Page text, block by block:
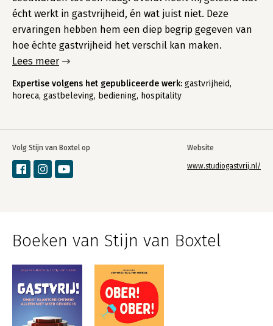
Volg Stijn van Boxtel op Website
www.studiogastvrij.nl/
écht werkt in gastvrijheid, én wat juist niet. Deze
ervaringen hebben hem een diep begrip gegeven van
hoe échte gastvrijheid het verschil kan maken.
Lees meer
Expertise volgens het gepubliceerde werk: gastvrijheid,
horeca, gastbeleving, bediening, hospitality
Boeken van Stijn van Boxtel